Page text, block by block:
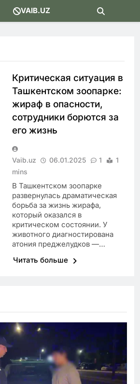
VAIB.UZ
Критическая ситуация в
Ташкентском зоопарке:
жираф в опасности,
сотрудники борются за
его жизнь
Vaib.uz 06.01.2025 1
1
mins
В Ташкентском зоопарке
развернулась драматическая
борьба за жизнь жирафа,
который оказался в
критическом состоянии. У
животного диагностирована
атония преджелудков —…
Читать больше